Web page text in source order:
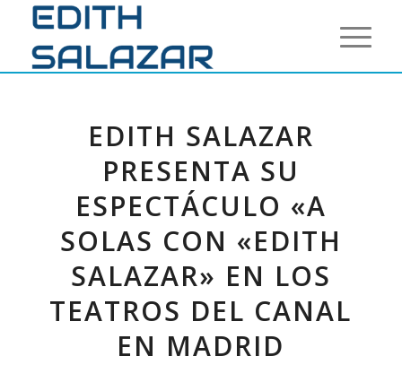
EDITH SALAZAR
PRESENTA SU
ESPECTÁCULO «A
SOLAS CON «EDITH
SALAZAR» EN LOS
TEATROS DEL CANAL
EN MADRID